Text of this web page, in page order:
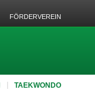
TAEKWONDO
FÖRDERVEREIN